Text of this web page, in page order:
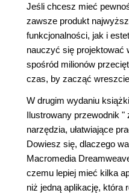
Jeśli chcesz mieć
zawsze produkt
funkcjonalności, jak i
nauczyć się projektować
spośród milionów
czas, by zacząć
W drugim wydaniu
Ilustrowany przewodnik "
narzędzia, ułatwiające
Dowiesz się, dlaczego
Macromedia
czemu lepiej mieć kilka
niż jedną aplikację, która